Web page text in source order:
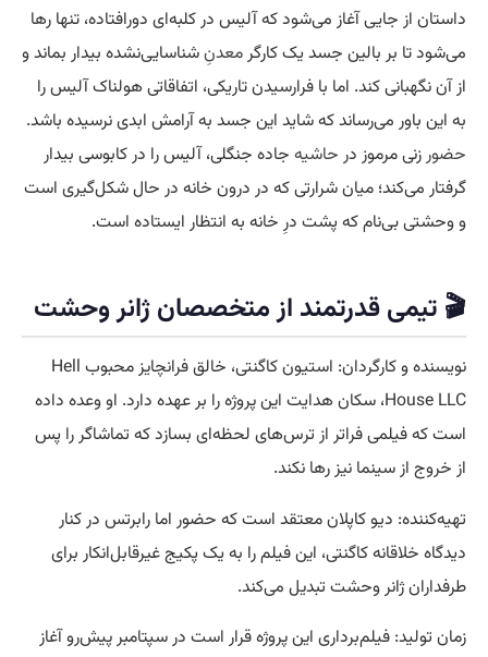
داستان از جایی آغاز می‌شود که آلیس در کلبه‌ای دورافتاده، تنها رها
می‌شود تا بر بالین جسد یک کارگر معدنِ شناسایی‌نشده بیدار بماند و
از آن نگهبانی کند. اما با فرارسیدن تاریکی، اتفاقاتی هولناک آلیس را
به این باور می‌رساند که شاید این جسد به آرامش ابدی نرسیده باشد.
حضور زنی مرموز در حاشیه جاده جنگلی، آلیس را در کابوسی بیدار
گرفتار می‌کند؛ میان شرارتی که در درون خانه در حال شکل‌گیری است
و وحشتی بی‌نام که پشت درِ خانه به انتظار ایستاده است.
🎬 تیمی قدرتمند از متخصصان ژانر وحشت
نویسنده و کارگردان: استیون کاگنتی، خالق فرانچایز محبوب Hell
House LLC، سکان هدایت این پروژه را بر عهده دارد. او وعده داده
است که فیلمی فراتر از ترس‌های لحظه‌ای بسازد که تماشاگر را پس
از خروج از سینما نیز رها نکند.
تهیه‌کننده: دیو کاپلان معتقد است که حضور اما رابرتس در کنار
دیدگاه خلاقانه کاگنتی، این فیلم را به یک پکیج غیرقابل‌انکار برای
طرفداران ژانر وحشت تبدیل می‌کند.
زمان تولید: فیلم‌برداری این پروژه قرار است در سپتامبر پیش‌رو آغاز